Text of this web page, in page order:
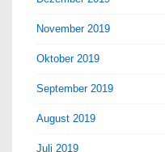
November 2019
Oktober 2019
September 2019
August 2019
Juli 2019